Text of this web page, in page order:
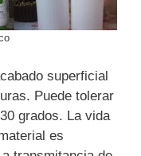
superficial
Puede tolerar
grados. La vida
es